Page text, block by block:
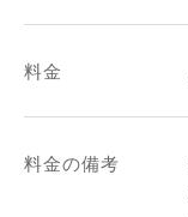
料金
料金の備考